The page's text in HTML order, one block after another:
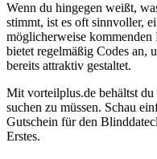
Wenn du hingegen weißt,
stimmt, ist es oft sinnvoller,
möglicherweise
bietet regelmäßig Codes an,
bereits attraktiv gestaltet.
Mit vorteilplus.de behältst
suchen zu müssen. Schau
Gutschein für den
Erstes.